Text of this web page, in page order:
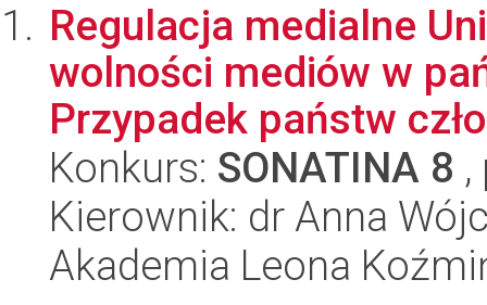
Regulacja medialne
wolności mediów w
Przypadek państw
Konkurs: SONATINA 8
Kierownik: dr Anna
Akademia Leona